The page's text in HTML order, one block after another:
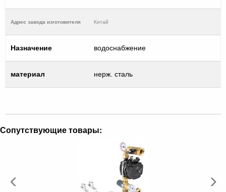
Адрес завода изготовителя Китай
Назначение водоснабжение
материал нерж. сталь
Сопутствующие товары: